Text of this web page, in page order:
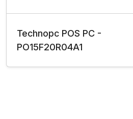
Technopc POS PC -
PO15F20R04A1